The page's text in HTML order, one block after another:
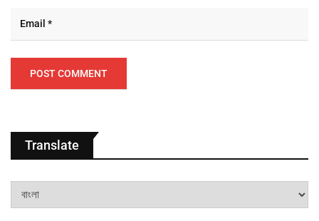
Translate